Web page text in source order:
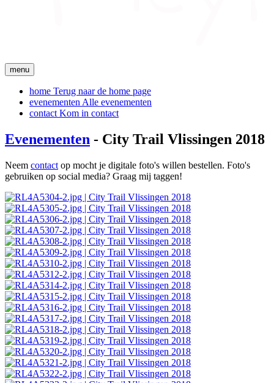
menu
home Terug naar de home page
evenementen Alle evenementen
contact Kom in contact
Evenementen - City Trail Vlissingen 2018
Neem contact op mocht je digitale foto's willen bestellen. Foto's
gebruiken op social media? Graag mij taggen!